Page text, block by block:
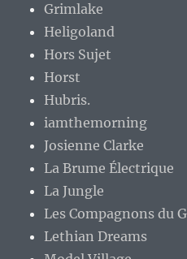
Grimlake
Heligoland
Hors Sujet
Horst
Hubris.
iamthemorning
Josienne Clarke
La Brume Électrique
La Jungle
Les Compagnons du
Lethian Dreams